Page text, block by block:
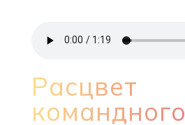
Расцвет
командного